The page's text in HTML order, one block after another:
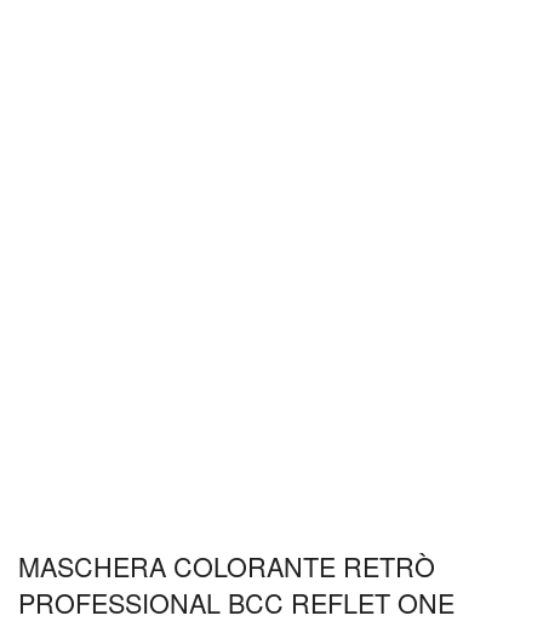
MASCHERA COLORANTE RETRÒ
PROFESSIONAL BCC REFLET ONE